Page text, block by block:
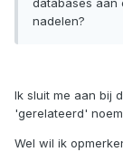
databases aan
nadelen?
Ik sluit me aan bij
'gerelateerd'
Wel wil ik